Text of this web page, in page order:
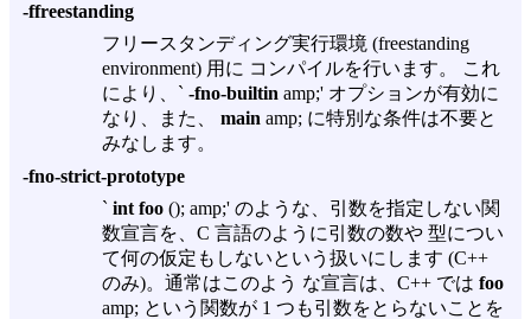
-ffreestanding
フリースタンディング実行環境 (freestanding
environment) 用に コンパイルを行います。 これ
により、` -fno-builtin amp;' オプションが有効に
なり、また、 main amp; に特別な条件は不要と
みなします。
-fno-strict-prototype
` int foo (); amp;' のような、引数を指定しない関
数宣言を、C 言語のように引数の数や 型につい
て何の仮定もしないという扱いにします (C++
のみ)。通常はこのよう な宣言は、C++ では foo
amp; という関数が 1 つも引数をとらないことを